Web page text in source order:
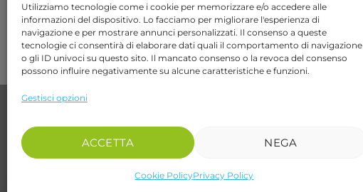
Utilizziamo tecnologie come i cookie per memorizzare e/o accedere alle
informazioni del dispositivo. Lo facciamo per migliorare l'esperienza di
navigazione e per mostrare annunci personalizzati. Il consenso a queste
tecnologie ci consentirà di elaborare dati quali il comportamento di navigazione
o gli ID univoci su questo sito. Il mancato consenso o la revoca del consenso
possono influire negativamente su alcune caratteristiche e funzioni.
Gestisci opzioni
ACCETTA NEGA
Cookie PolicyPrivacy Policy
stato così semplice, dai un occhiata a
tutte le nostre collezioni!
Copyright 2026 ©
P.IVA e CF: 04486540240
REA: VI-407698 - Cap. soc. € 10.000,00 i.v.